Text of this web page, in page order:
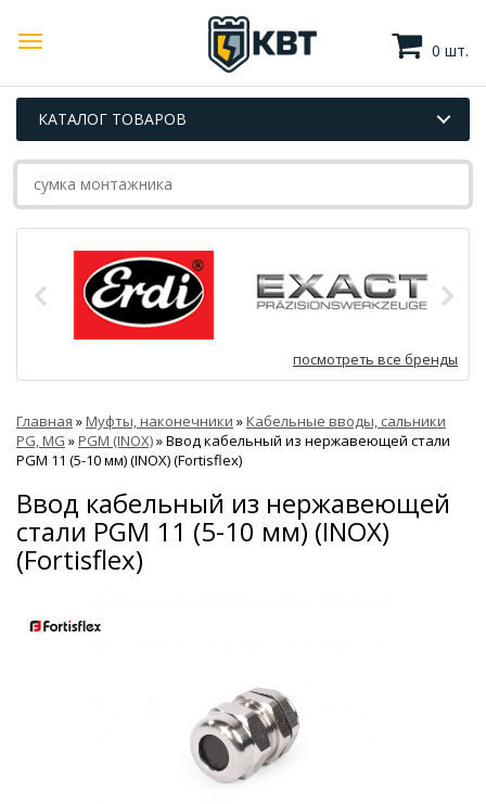
0 шт.
КАТАЛОГ ТОВАРОВ
посмотреть все бренды
Главная »Муфты, наконечники »Кабельные вводы, сальники
PG, MG »PGM (INOX)»Ввод кабельный из нержавеющей стали
PGМ 11 (5-10 мм) (INOX) (Fortisflex)
Ввод кабельный из нержавеющей
стали PGМ 11 (5-10 мм) (INOX)
(Fortisflex)